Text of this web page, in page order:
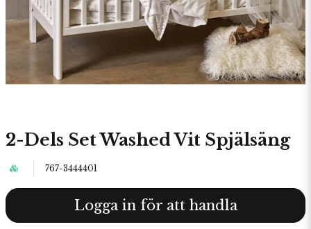
2-Dels Set Washed Vit Spjälsäng
767-3444401
Logga in för att handla